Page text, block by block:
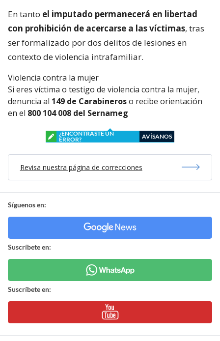
En tanto el imputado permanecerá en libertad
con prohibición de acercarse a las víctimas, tras
ser formalizado por dos delitos de lesiones en
contexto de violencia intrafamiliar.
Violencia contra la mujer
Si eres víctima o testigo de violencia contra la mujer,
denuncia al 149 de Carabineroso recibe orientación
en el 800 104 008 del Sernameg
¿ENCONTRASTE UN
ERROR?
AVÍSANOS
Revisa nuestra página de correcciones
Síguenos en:
Suscríbete en:
Suscríbete en: